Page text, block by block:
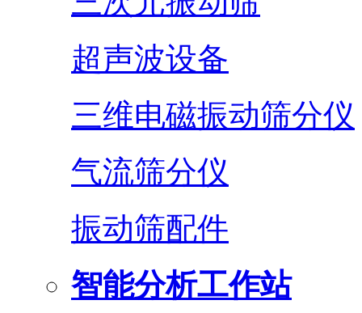
超声波设备
三维电磁振动筛分仪
气流筛分仪
振动筛配件
智能分析工作站